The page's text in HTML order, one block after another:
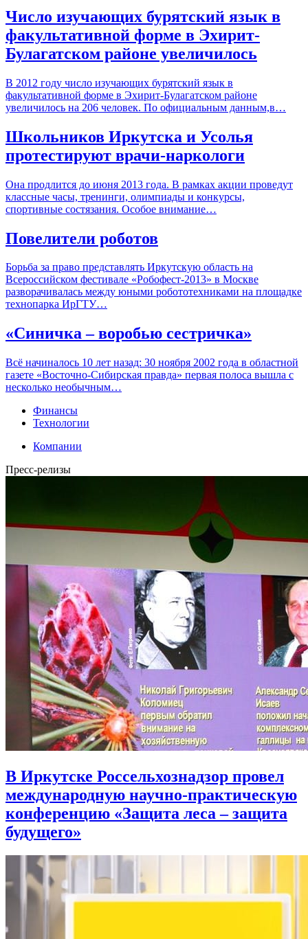
Число изучающих бурятский язык в
факультативной форме в Эхирит-
Булагатском районе увеличилось
В 2012 году число изучающих бурятский язык в
факультативной форме в Эхирит-Булагатском районе
увеличилось на 206 человек. По официальным данным,в…
Школьников Иркутска и Усолья
протестируют врачи-наркологи
Она продлится до июня 2013 года. В рамках акции проведут
классные часы, тренинги, олимпиады и конкурсы,
спортивные состязания. Особое внимание…
Повелители роботов
Борьба за право представлять Иркутскую область на
Всероссийском фестивале «Робофест-2013» в Москве
разворачивалась между юными робототехниками на площадке
технопарка ИрГТУ…
«Синичка – воробью сестричка»
Всё начиналось 10 лет назад: 30 ноября 2002 года в областной
газете «Восточно-Сибирская правда» первая полоса вышла с
несколько необычным…
Финансы
Технологии
Компании
Пресс-релизы
В Иркутске Россельхознадзор провел
международную научно-практическую
конференцию «Защита леса – защита
будущего»